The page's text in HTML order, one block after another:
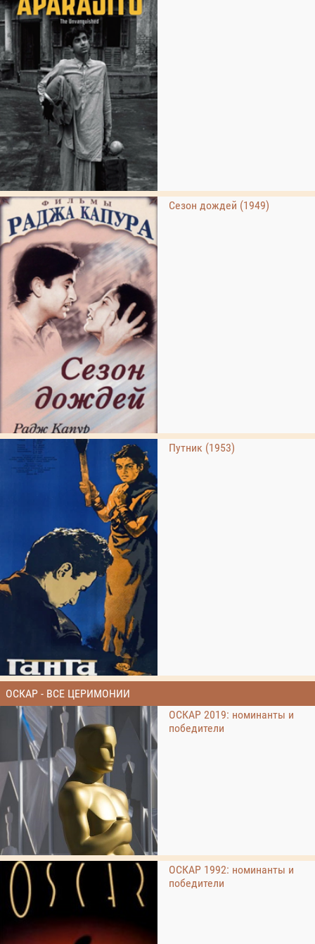
Сезон дождей (1949)
Путник (1953)
ОСКАР - ВСЕ ЦЕРИМОНИИ
ОСКАР 2019: номинанты и
победители
ОСКАР 1992: номинанты и
победители